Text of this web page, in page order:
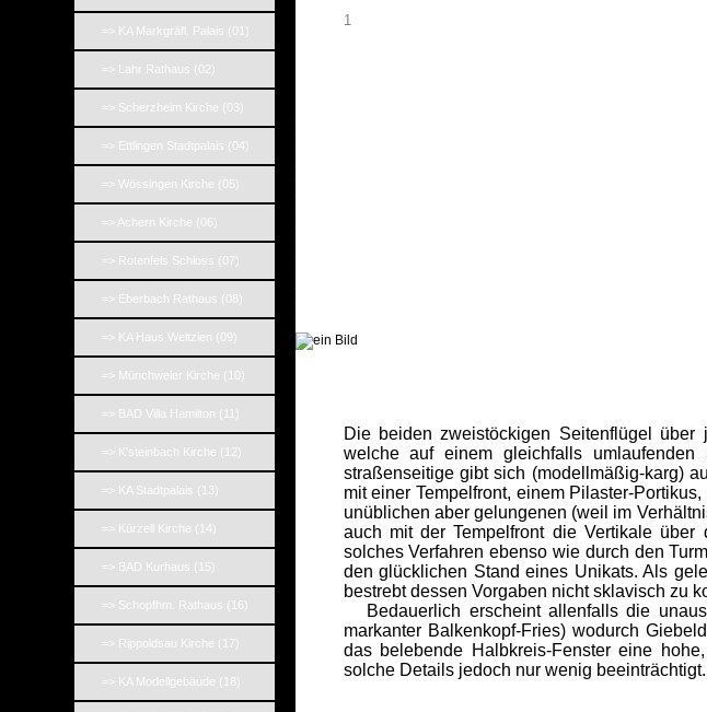
=> KA Markgräfl. Palais (01)
=> Lahr Rathaus (02)
=> Scherzheim Kirche (03)
=> Ettlingen Stadtpalais (04)
=> Wössingen Kirche (05)
=> Achern Kirche (06)
=> Rotenfels Schloss (07)
=> Eberbach Rathaus (08)
=> KA Haus Weltzien (09)
=> Münchweier Kirche (10)
=> BAD Villa Hamilton (11)
=> K'steinbach Kirche (12)
=> KA Stadtpalais (13)
=> Kürzell Kirche (14)
=> BAD Kurhaus (15)
=> Schopfhm. Rathaus (16)
=> Rippoldsau Kirche (17)
=> KA Modellgebäude (18)
1
Die beiden zweistöckigen Seitenflügel über
welche auf einem gleichfalls
straßenseitige gibt sich (modellmäßig-karg)
mit einer Tempelfront, einem Pilaster-
unüblichen aber gelungenen (weil im
auch mit der Tempelfront die Vertikale
solches Verfahren ebenso wie durch den
den glücklichen Stand eines Unikats. Als
bestrebt dessen Vorgaben nicht sklavisch zu
Bedauerlich erscheint allenfalls die
markanter Balkenkopf-Fries) wodurch
das belebende Halbkreis-Fenster eine
solche Details jedoch nur wenig beeinträchtigt.